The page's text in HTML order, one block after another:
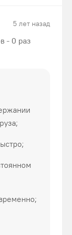
5 лет назад
- 0 раз